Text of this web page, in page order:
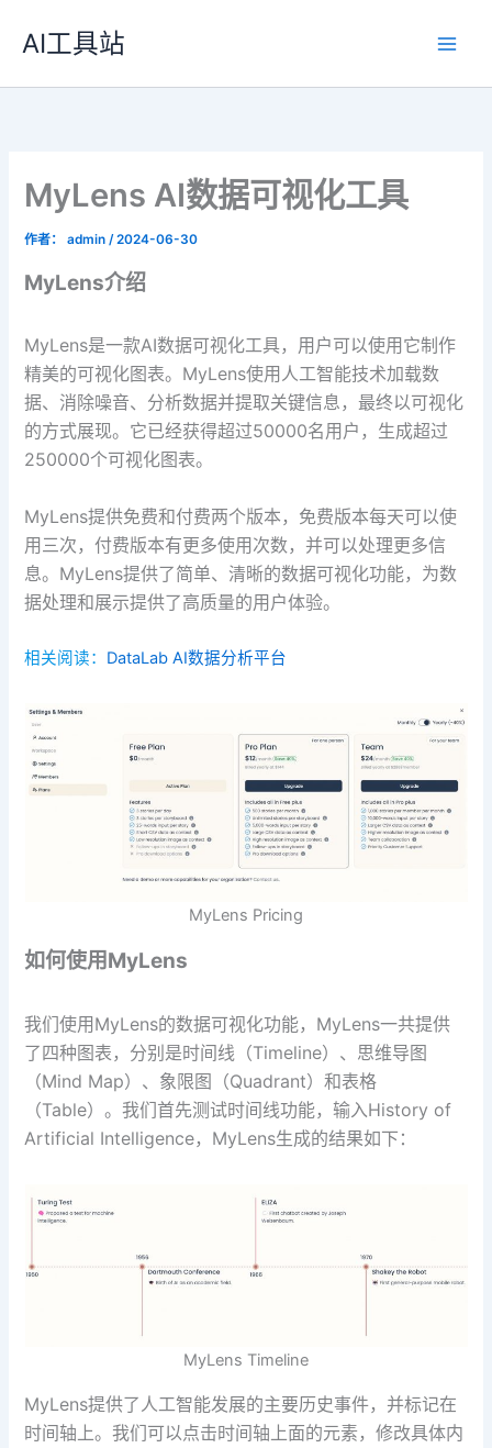
容
AI工具站
MyLens AI数据可视化工具
作者： admin/2024-06-30
MyLens介绍
MyLens是一款AI数据可视化工具，用户可以使用它制作
精美的可视化图表。MyLens使用人工智能技术加载数
据、消除噪音、分析数据并提取关键信息，最终以可视化
的方式展现。它已经获得超过50000名用户，生成超过
250000个可视化图表。
MyLens提供免费和付费两个版本，免费版本每天可以使
用三次，付费版本有更多使用次数，并可以处理更多信
息。MyLens提供了简单、清晰的数据可视化功能，为数
据处理和展示提供了高质量的用户体验。
相关阅读： DataLab AI数据分析平台
MyLens Pricing
如何使用MyLens
我们使用MyLens的数据可视化功能，MyLens一共提供
了四种图表，分别是时间线（Timeline）、思维导图
（Mind Map）、象限图（Quadrant）和表格
（Table）。我们首先测试时间线功能，输入History of
Artificial Intelligence，MyLens生成的结果如下：
MyLens Timeline
MyLens提供了人工智能发展的主要历史事件，并标记在
时间轴上。我们可以点击时间轴上面的元素，修改具体内